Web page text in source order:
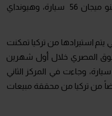
شيفروليه ماليبو 67 سيارة، رينو ميجان 56 سيارة، وهيونداي
يتم استيرادها من تركيا تمكنت
المصري خلال أول شهرين
من 2020 بعد أن باعت 2414 سيارة، وجاءت في المركز الثاني
من تركيا من محققة مبيعات